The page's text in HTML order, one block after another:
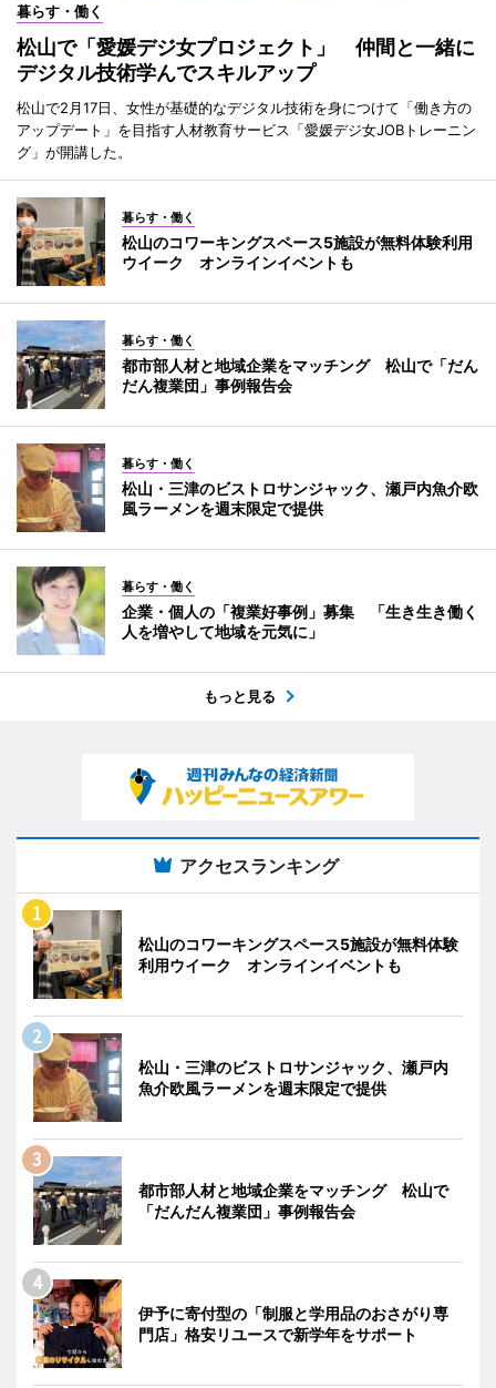
暮らす・働く
松山で「愛媛デジ女プロジェクト」 仲間と一緒に
デジタル技術学んでスキルアップ
松山で2月17日、女性が基礎的なデジタル技術を身につけて「働き方の
アップデート」を目指す人材教育サービス「愛媛デジ女JOBトレーニン
グ」が開講した。
暮らす・働く
松山のコワーキングスペース5施設が無料体験利用
ウイーク オンラインイベントも
暮らす・働く
都市部人材と地域企業をマッチング 松山で「だん
だん複業団」事例報告会
暮らす・働く
松山・三津のビストロサンジャック、瀬戸内魚介欧
風ラーメンを週末限定で提供
暮らす・働く
企業・個人の「複業好事例」募集 「生き生き働く
人を増やして地域を元気に」
もっと見る
アクセスランキング
松山のコワーキングスペース5施設が無料体験
利用ウイーク オンラインイベントも
松山・三津のビストロサンジャック、瀬戸内
魚介欧風ラーメンを週末限定で提供
都市部人材と地域企業をマッチング 松山で
「だんだん複業団」事例報告会
伊予に寄付型の「制服と学用品のおさがり専
門店」格安リユースで新学年をサポート